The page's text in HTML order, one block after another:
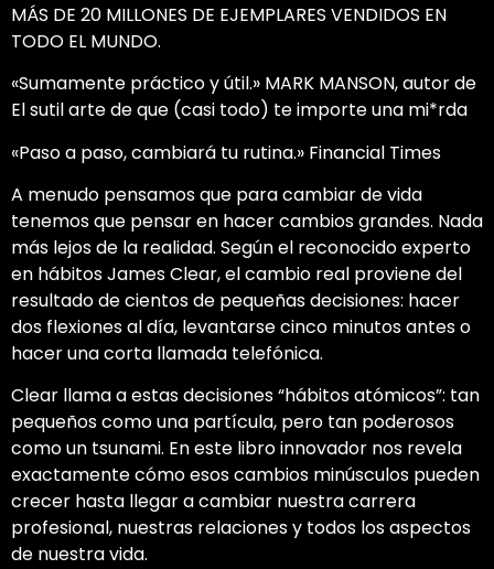
MÁS DE 20 MILLONES DE EJEMPLARES VENDIDOS EN
TODO EL MUNDO.
«Sumamente práctico y útil.» MARK MANSON, autor de
El sutil arte de que (casi todo) te importe una mi*rda
«Paso a paso, cambiará tu rutina.» Financial Times
A menudo pensamos que para cambiar de vida
tenemos que pensar en hacer cambios grandes. Nada
más lejos de la realidad. Según el reconocido experto
en hábitos James Clear, el cambio real proviene del
resultado de cientos de pequeñas decisiones: hacer
dos flexiones al día, levantarse cinco minutos antes o
hacer una corta llamada telefónica.
Clear llama a estas decisiones “hábitos atómicos”: tan
pequeños como una partícula, pero tan poderosos
como un tsunami. En este libro innovador nos revela
exactamente cómo esos cambios minúsculos pueden
crecer hasta llegar a cambiar nuestra carrera
profesional, nuestras relaciones y todos los aspectos
de nuestra vida.